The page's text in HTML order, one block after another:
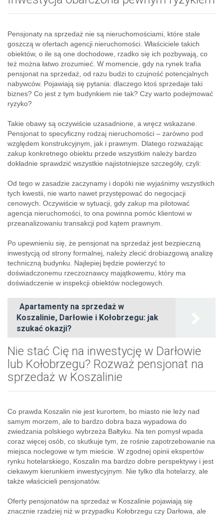
Pensjonaty na sprzedaż nie są nieruchomościami, które stale
goszczą w ofertach agencji nieruchomości. Właściciele takich
obiektów, o ile są one dochodowe, rzadko się ich pozbywają, co
też można łatwo zrozumieć. W momencie, gdy na rynek trafia
pensjonat na sprzedaż, od razu budzi to czujność potencjalnych
nabywców. Pojawiają się pytania: dlaczego ktoś sprzedaje taki
biznes? Co jest z tym budynkiem nie tak? Czy warto podejmować
ryzyko?
Takie obawy są oczywiście uzasadnione, a wręcz wskazane.
Pensjonat to specyficzny rodzaj nieruchomości – zarówno pod
względem konstrukcyjnym, jak i prawnym. Dlatego rozważając
zakup konkretnego obiektu przede wszystkim należy bardzo
dokładnie sprawdzić wszystkie najistotniejsze szczegóły, czyli:
Od tego w zasadzie zaczynamy i dopóki nie wyjaśnimy wszystkich
tych kwestii, nie warto nawet przystępować do negocjacji
cenowych. Oczywiście w sytuacji, gdy zakup ma pilotować
agencja nieruchomości, to ona powinna pomóc klientowi w
przeanalizowaniu transakcji pod kątem prawnym.
Po upewnieniu się, że pensjonat na sprzedaż jest bezpieczną
inwestycją od strony formalnej, należy zlecić drobiazgową analizę
techniczną budynku. Najlepiej będzie powierzyć to
doświadczonemu rzeczoznawcy majątkowemu, który ma
doświadczenie w inspekcji obiektów noclegowych.
Apartamenty na sprzedaż w
Koszalinie, Darłowie i Kołobrzegu: jak
szukać okazji?
Nie stać Cię na inwestycję w Darłowie
lub Kołobrzegu? Rozważ pensjonat na
sprzedaż w Koszalinie
Co prawda Koszalin nie jest kurortem, bo miasto nie leży nad
samym morzem, ale to bardzo dobra baza wypadowa do
zwiedzania polskiego wybrzeża Bałtyku. Na ten pomysł wpada
coraz więcej osób, co skutkuje tym, że rośnie zapotrzebowanie na
miejsca noclegowe w tym mieście. W zgodnej opinii ekspertów
rynku hotelarskiego, Koszalin ma bardzo dobre perspektywy i jest
ciekawym kierunkiem inwestycyjnym. Nie tylko dla hotelarzy, ale
także właścicieli pensjonatów.
Oferty pensjonatów na sprzedaż w Koszalinie pojawiają się
znacznie rzadziej niż w przypadku Kołobrzegu czy Darłowa, ale